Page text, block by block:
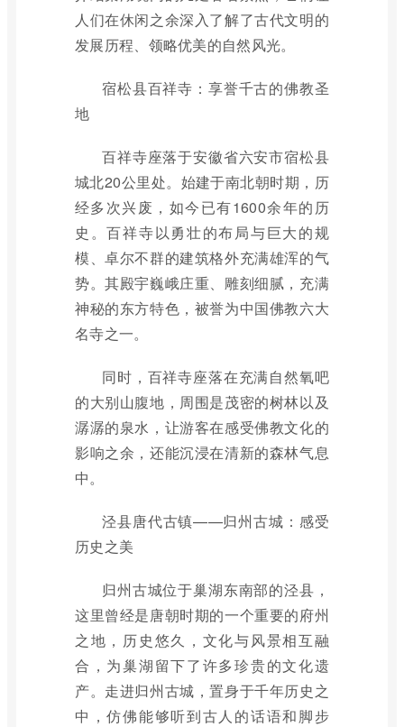
人们在休闲之余深入了解了古代文明的
发展历程、领略优美的自然风光。
宿松县百祥寺：享誉千古的佛教圣
地
百祥寺座落于安徽省六安市宿松县
城北20公里处。始建于南北朝时期，历
经多次兴废，如今已有1600余年的历
史。百祥寺以勇壮的布局与巨大的规
模、卓尔不群的建筑格外充满雄浑的气
势。其殿宇巍峨庄重、雕刻细腻，充满
神秘的东方特色，被誉为中国佛教六大
名寺之一。
同时，百祥寺座落在充满自然氧吧
的大别山腹地，周围是茂密的树林以及
潺潺的泉水，让游客在感受佛教文化的
影响之余，还能沉浸在清新的森林气息
中。
泾县唐代古镇——归州古城：感受
历史之美
归州古城位于巢湖东南部的泾县，
这里曾经是唐朝时期的一个重要的府州
之地，历史悠久，文化与风景相互融
合，为巢湖留下了许多珍贵的文化遗
产。走进归州古城，置身于千年历史之
中，仿佛能够听到古人的话语和脚步